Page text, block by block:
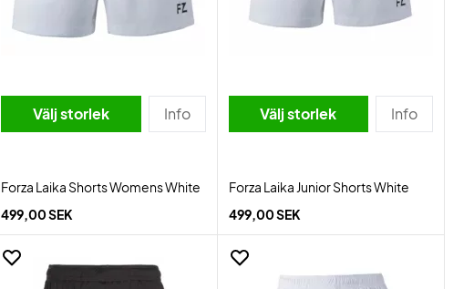
Välj storlek Info
Forza Laika Shorts Womens White
499,00 SEK
Välj storlek Info
Forza Laika Junior Shorts White
499,00 SEK